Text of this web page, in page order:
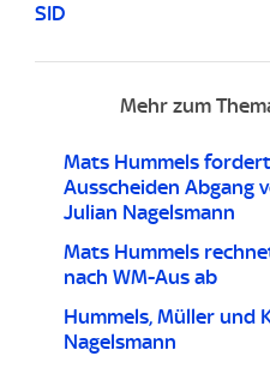
SID
Mehr zum
Mats Hummels
Ausscheiden Abgang
Julian Nagelsmann
Mats Hummels
nach WM-Aus ab
Hummels, Müller und
Nagelsmann